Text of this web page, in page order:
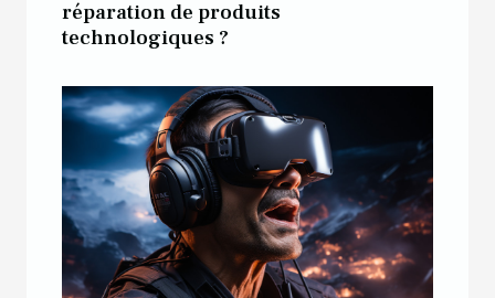
réparation de produits
technologiques ?